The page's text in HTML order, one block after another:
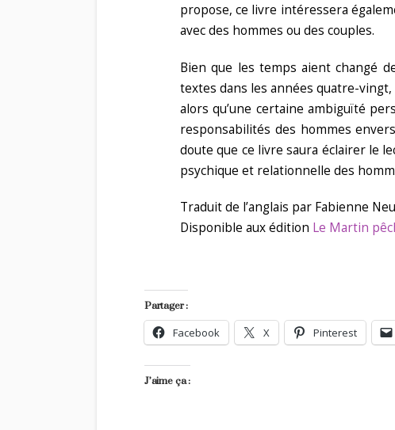
propose, ce livre intéressera
avec des hommes ou des couples.
Bien que les temps aient changé
textes dans les années quatre-
alors qu’une certaine ambiguïté
responsabilités des hommes
doute que ce livre saura éclairer le
psychique et relationnelle des
Traduit de l’anglais par Fabienne
Disponible aux édition Le Martin
Partager :
Facebook X Pinterest
J’aime ça :